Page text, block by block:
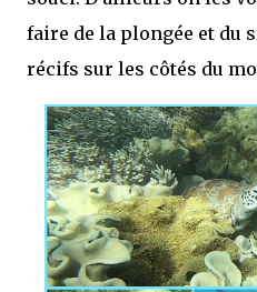
faire de la plongée et du
récifs sur les côtés du